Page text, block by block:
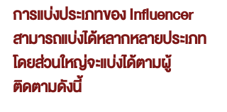
การแบ่งประเภทของ Influencer
สามารถแบ่งได้หลากหลายประเภท
โดยส่วนใหญ่จะแบ่งได้ตามผู้
ติดตามดังนี้